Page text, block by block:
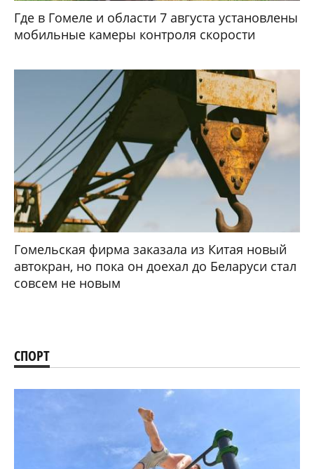
Где в Гомеле и области 7 августа установлены
мобильные камеры контроля скорости
Гомельская фирма заказала из Китая новый
автокран, но пока он доехал до Беларуси стал
совсем не новым
СПОРТ